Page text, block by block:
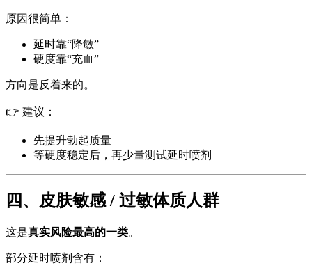
原因很简单：
延时靠“降敏”
硬度靠“充血”
方向是反着来的。
👉 建议：
先提升勃起质量
等硬度稳定后，再少量测试延时喷剂
四、皮肤敏感 / 过敏体质人群
这是真实风险最高的一类。
部分延时喷剂含有：